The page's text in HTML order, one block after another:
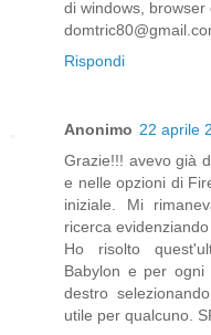
di windows, browser
Rispondi
Anonimo 22 aprile
Grazie!!! avevo già
e nelle opzioni di
iniziale. Mi
ricerca
Ho risolto
Babylon e per
destro
utile per qualcuno.